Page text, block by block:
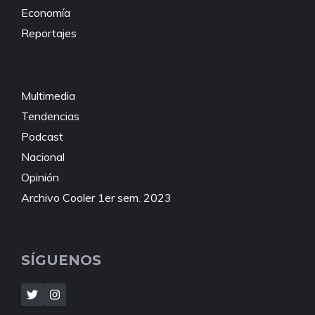
Economía
Reportajes
Multimedia
Tendencias
Podcast
Nacional
Opinión
Archivo Cooler 1er sem. 2023
SÍGUENOS